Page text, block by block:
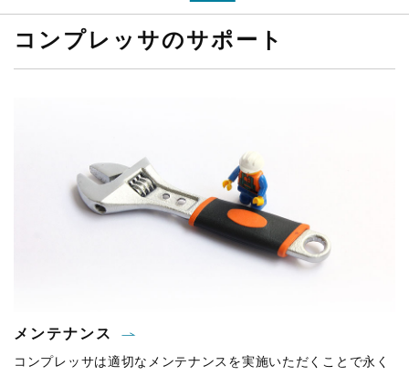
コンプレッサのサポート
メンテナンス
コンプレッサは適切なメンテナンスを実施いただくことで永く